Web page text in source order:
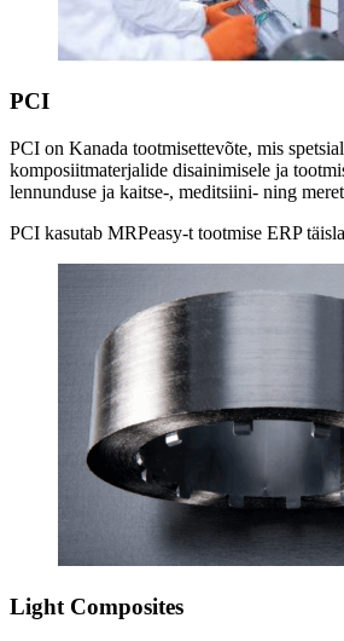
PCI
PCI on Kanada tootmisettevõte, mis
komposiitmaterjalide disainimisele ja
lennunduse ja kaitse-, meditsiini- ning
PCI kasutab MRPeasy-t tootmise ERP
Light Composites